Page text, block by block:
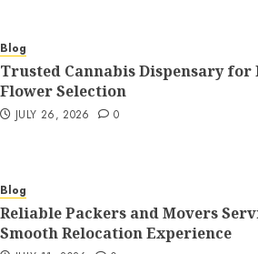
Blog
Trusted Cannabis Dispensary for
Flower Selection
JULY 26, 2026 0
Blog
Reliable Packers and Movers
Smooth Relocation Experience